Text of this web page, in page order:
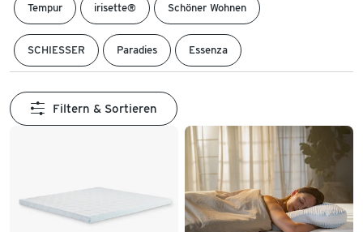
Tempur irisette® Schöner Wohnen
SCHIESSER Paradies Essenza
Filtern & Sortieren